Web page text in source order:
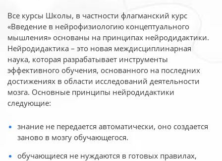
Все курсы Школы, в частности флагманский курс
«Введение в нейрофизиологию концептуального
мышления» основаны на принципах нейродидактики.
Нейродидактика – это новая междисциплинарная
наука, которая разрабатывает инструменты
эффективного обучения, основанного на последних
достижениях в области исследований деятельности
мозга. Основные принципы нейродидактики
следующие:
знание не передается автоматически, оно создается
заново в мозгу обучающегося.
обучающиеся не нуждаются в готовых правилах,